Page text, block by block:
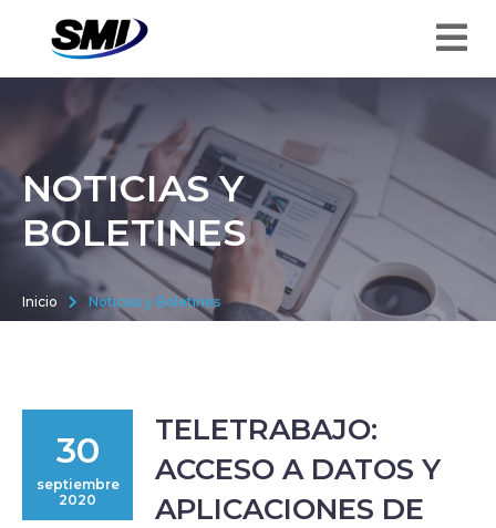
NOTICIAS Y
BOLETINES
Inicio Noticias y Boletines
30
septiembre
2020
TELETRABAJO:
ACCESO A DATOS Y
APLICACIONES DE